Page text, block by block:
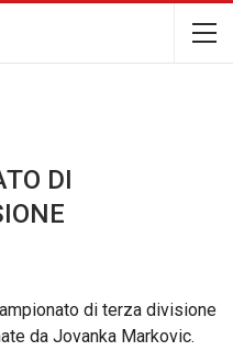
DI
di terza divisione
da Jovanka Markovic.